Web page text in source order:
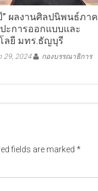
” ผลงานศิลปนิพนธ์ภาค
ะการออกแบบและ
ลยี มทร.ธัญบุรี
29, 2024
กองบรรณาธิการ
fields are marked *